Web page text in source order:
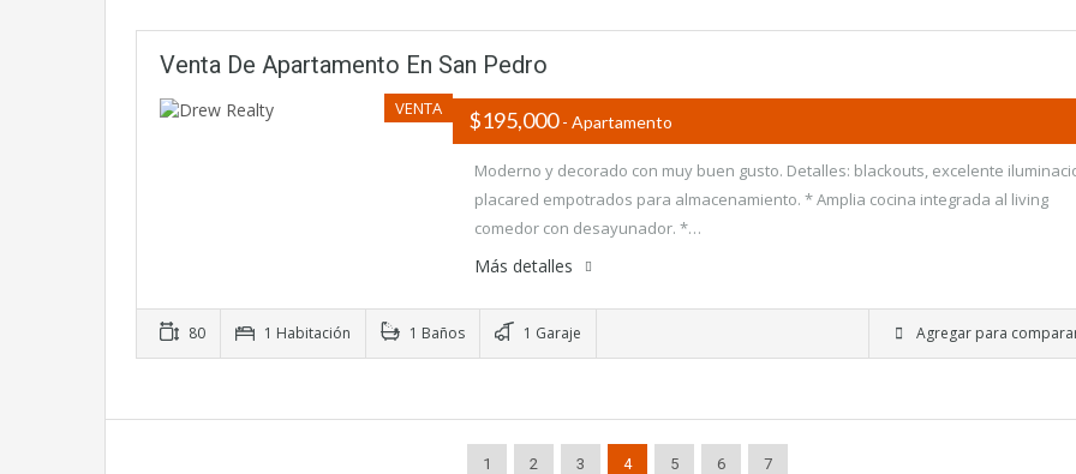
Venta De Apartamento En San Pedro
VENTA $195,000- Apartamento
Moderno y decorado con muy buen gusto. Detalles: blackouts, excelente
placared empotrados para almacenamiento. * Amplia cocina integrada al living
comedor con desayunador. *…
Más detalles
80 1 Habitación 1 Baños 1 Garaje Agregar para
1 2 3 4 5 6 7